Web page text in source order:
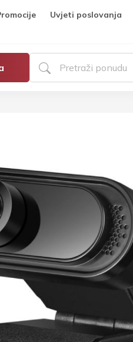
Uvjeti poslovanja